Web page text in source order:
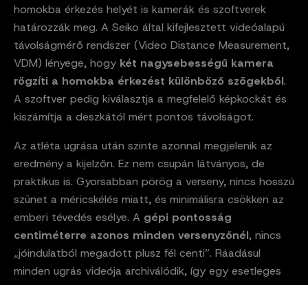
homokba érkezés helyét is kamerák és szoftverek
határozzák meg. A Seiko által kifejlesztett videóalapú
távolságmérő rendszer (Video Distance Measurement,
VDM) lényege, hogy két nagysebességű kamera
rögzíti a homokba érkezést különböző szögekből.
A szoftver pedig kiválasztja a megfelelő képkockát és
kiszámítja a deszkától mért pontos távolságot.
Az atléta ugrása után szinte azonnal megjelenik az
eredmény a kijelzőn. Ez nem csupán látványos, de
praktikus is. Gyorsabban pörög a verseny, nincs hosszú
szünet a méricskélés miatt, és minimálisra csökken az
emberi tévedés esélye. A gépi pontosság
centiméterre azonos minden versenyzőnél, nincs
„jóindulatból megadott plusz fél centi”. Ráadásul
minden ugrás videója archiválódik, így egy esetleges